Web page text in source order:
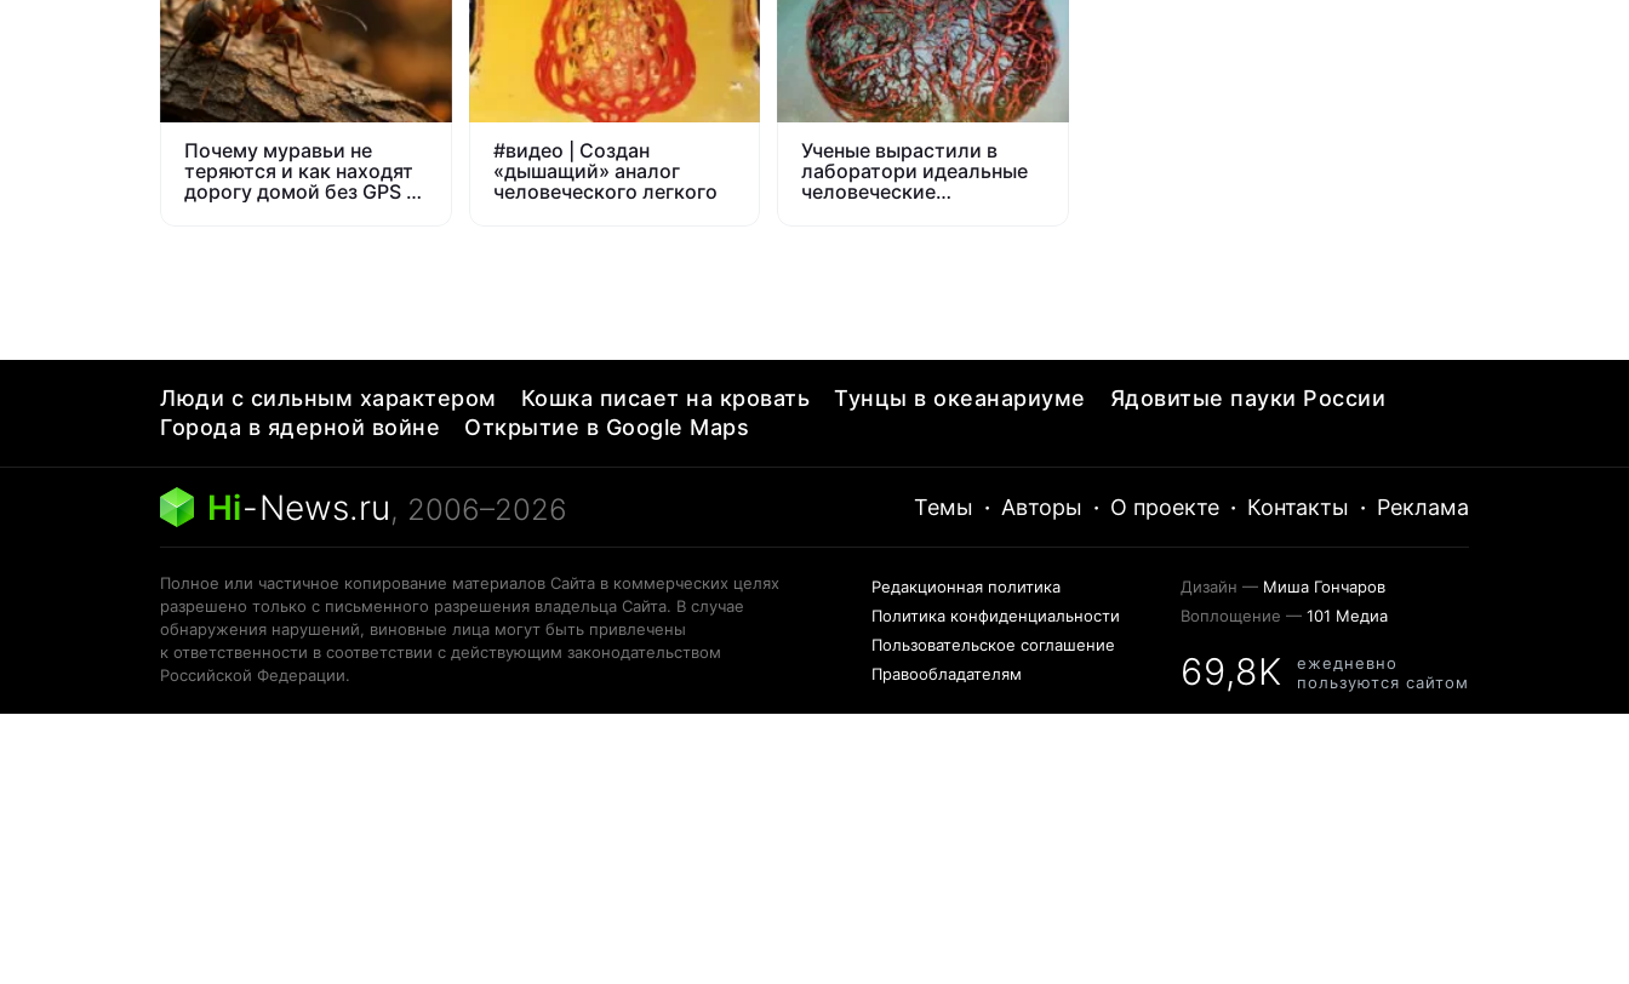
Почему муравьи не
теряются и как находят
дорогу домой без GPS и
#видео | Создан
«дышащий» аналог
человеческого легкого
Ученые вырастили в
лаборатори идеальные
человеческие
Люди с сильным характером Кошка писает на кровать Тунцы в океанариуме
Ядовитые пауки России
Города в ядерной войне
Открытие в Google Maps
Hi-News.ru, 2006–2026 Темы · Авторы · О проекте · Контакты · Реклама
Полное или частичное копирование материалов Сайта в коммерческих целях
разрешено только с письменного разрешения владельца Сайта. В случае
обнаружения нарушений, виновные лица могут быть привлечены
к ответственности в соответствии с действующим законодательством
Российской Федерации.
Редакционная политика
Политика конфиденциальности
Пользовательское соглашение
Правообладателям
Дизайн — Миша Гончаров
Воплощение — 101 Медиа
69,8K
ежедневно
пользуются сайтом